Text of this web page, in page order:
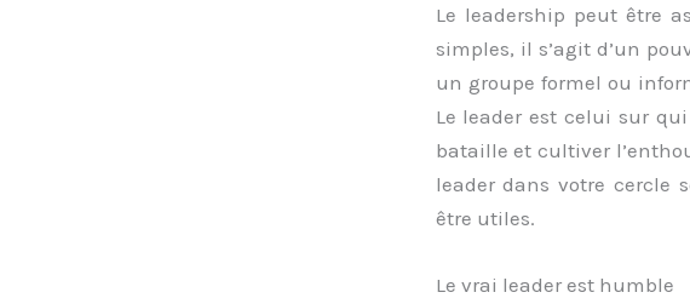
Le leadership peut être
simples, il s’agit d’un
un groupe formel ou
Le leader est celui sur
bataille et cultiver
leader dans votre cercle
être utiles.
Le vrai leader est humble